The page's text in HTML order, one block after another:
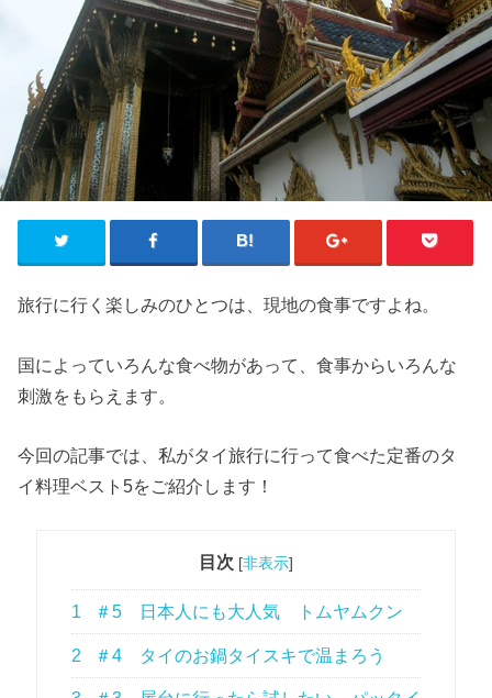
旅行に行く楽しみのひとつは、現地の食事ですよね。
国によっていろんな食べ物があって、食事からいろんな
刺激をもらえます。
今回の記事では、私がタイ旅行に行って食べた定番のタ
イ料理ベスト5をご紹介します！
目次 [非表示]
1 ＃5 日本人にも大人気 トムヤムクン
2 ＃4 タイのお鍋タイスキで温まろう